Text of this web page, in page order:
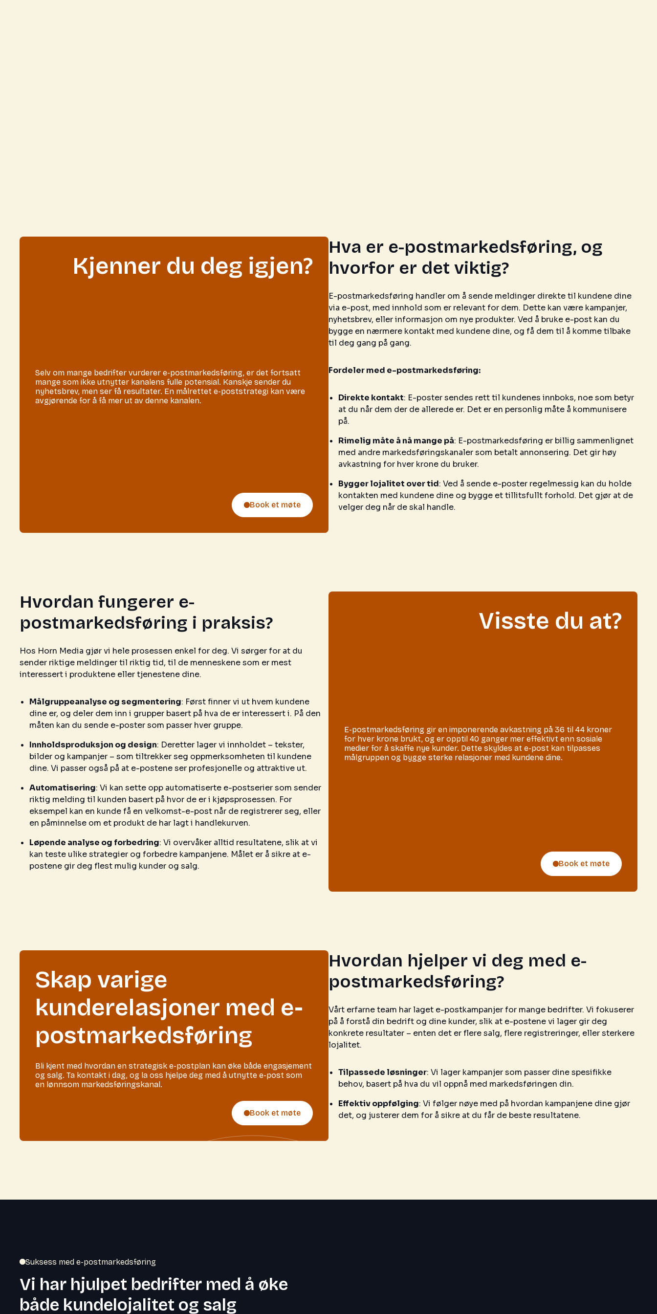
Kjenner du deg igjen?
Selv om mange bedrifter vurderer e-postmarkedsføring, er det fortsatt
mange som ikke utnytter kanalens fulle potensial. Kanskje sender du
nyhetsbrev, men ser få resultater. En målrettet e-poststrategi kan være
avgjørende for å få mer ut av denne kanalen.
Book et møte
Hva er e-postmarkedsføring, og
hvorfor er det viktig?
E-postmarkedsføring handler om å sende meldinger direkte til kundene dine
via e-post, med innhold som er relevant for dem. Dette kan være kampanjer,
nyhetsbrev, eller informasjon om nye produkter. Ved å bruke e-post kan du
bygge en nærmere kontakt med kundene dine, og få dem til å komme tilbake
til deg gang på gang.
Fordeler med e-postmarkedsføring:
Direkte kontakt: E-poster sendes rett til kundenes innboks, noe som betyr
at du når dem der de allerede er. Det er en personlig måte å kommunisere
på.
Rimelig måte å nå mange på: E-postmarkedsføring er billig sammenlignet
med andre markedsføringskanaler som betalt annonsering. Det gir høy
avkastning for hver krone du bruker.
Bygger lojalitet over tid: Ved å sende e-poster regelmessig kan du holde
kontakten med kundene dine og bygge et tillitsfullt forhold. Det gjør at de
velger deg når de skal handle.
Hvordan fungerer e-
postmarkedsføring i praksis?
Hos Horn Media gjør vi hele prosessen enkel for deg. Vi sørger for at du
sender riktige meldinger til riktig tid, til de menneskene som er mest
interessert i produktene eller tjenestene dine.
Målgruppeanalyse og segmentering: Først finner vi ut hvem kundene
dine er, og deler dem inn i grupper basert på hva de er interessert i. På den
måten kan du sende e-poster som passer hver gruppe.
Innholdsproduksjon og design: Deretter lager vi innholdet – tekster,
bilder og kampanjer – som tiltrekker seg oppmerksomheten til kundene
dine. Vi passer også på at e-postene ser profesjonelle og attraktive ut.
Automatisering: Vi kan sette opp automatiserte e-postserier som sender
riktig melding til kunden basert på hvor de er i kjøpsprosessen. For
eksempel kan en kunde få en velkomst-e-post når de registrerer seg, eller
en påminnelse om et produkt de har lagt i handlekurven.
Løpende analyse og forbedring: Vi overvåker alltid resultatene, slik at vi
kan teste ulike strategier og forbedre kampanjene. Målet er å sikre at e-
postene gir deg flest mulig kunder og salg.
Visste du at?
E-postmarkedsføring gir en imponerende avkastning på 36 til 44 kroner
for hver krone brukt, og er opptil 40 ganger mer effektivt enn sosiale
medier for å skaffe nye kunder. Dette skyldes at e-post kan tilpasses
målgruppen og bygge sterke relasjoner med kundene dine.
Book et møte
Skap varige
kunderelasjoner med e-
postmarkedsføring
Bli kjent med hvordan en strategisk e-postplan kan øke både engasjement
og salg. Ta kontakt i dag, og la oss hjelpe deg med å utnytte e-post som
en lønnsom markedsføringskanal.
Book et møte
Hvordan hjelper vi deg med e-
postmarkedsføring?
Vårt erfarne team har laget e-postkampanjer for mange bedrifter. Vi fokuserer
på å forstå din bedrift og dine kunder, slik at e-postene vi lager gir deg
konkrete resultater – enten det er flere salg, flere registreringer, eller sterkere
lojalitet.
Tilpassede løsninger: Vi lager kampanjer som passer dine spesifikke
behov, basert på hva du vil oppnå med markedsføringen din.
Effektiv oppfølging: Vi følger nøye med på hvordan kampanjene dine gjør
det, og justerer dem for å sikre at du får de beste resultatene.
Suksess med e-postmarkedsføring
Vi har hjulpet bedrifter med å øke
både kundelojalitet og salg